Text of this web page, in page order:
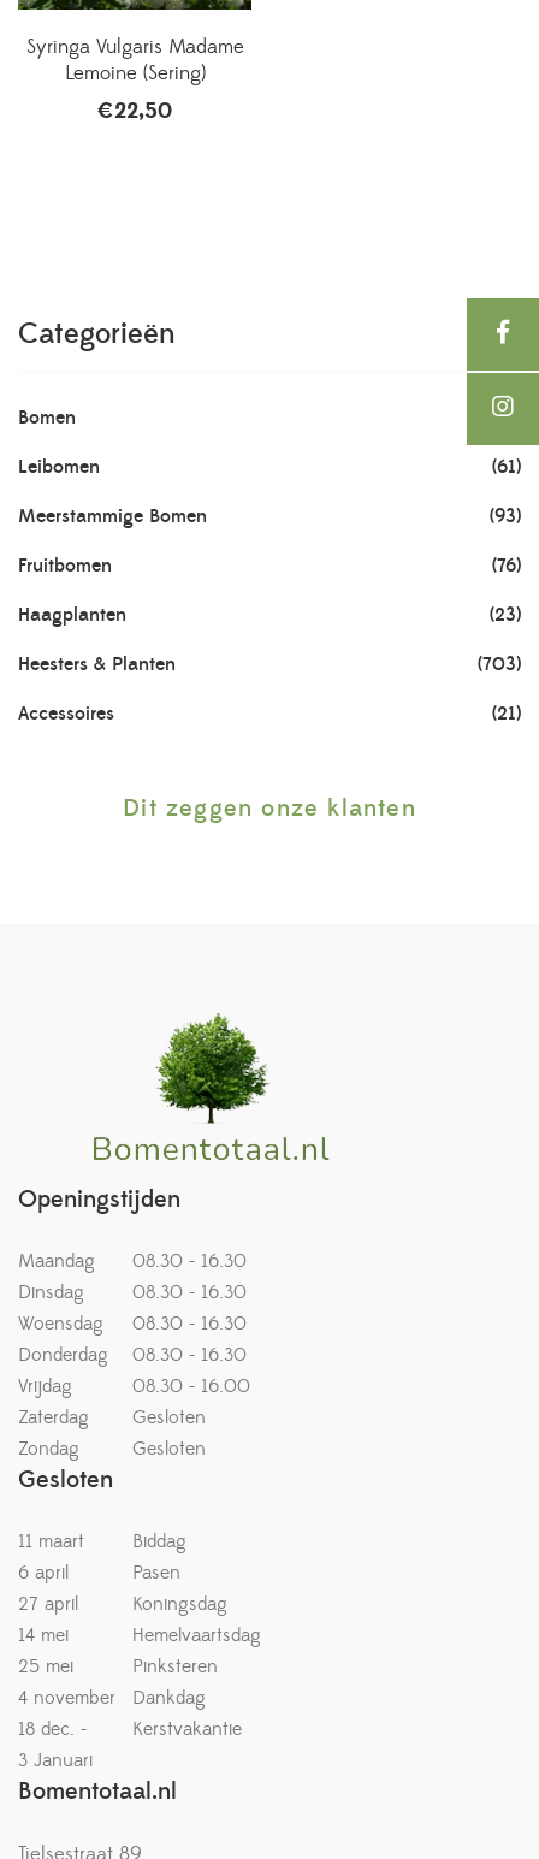
Syringa Vulgaris Madame
Lemoine (Sering)
€22,50
Categorieën
Bomen (202)
Leibomen (61)
Meerstammige Bomen (93)
Fruitbomen (76)
Haagplanten (23)
Heesters & Planten (703)
Accessoires (21)
Dit zeggen onze klanten
Openingstijden
Maandag
08.30 - 16.30
Dinsdag
08.30 - 16.30
Woensdag
08.30 - 16.30
Donderdag
08.30 - 16.30
Vrijdag
08.30 - 16.00
Zaterdag
Gesloten
Zondag
Gesloten
Gesloten
11 maart
Biddag
6 april
Pasen
27 april
Koningsdag
14 mei
Hemelvaartsdag
25 mei
Pinksteren
4 november
Dankdag
18 dec. -
Kerstvakantie
3 Januari
Bomentotaal.nl